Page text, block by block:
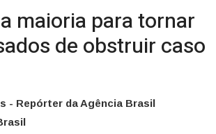
maioria para tornar
de obstruir caso
- Repórter da Agência Brasil